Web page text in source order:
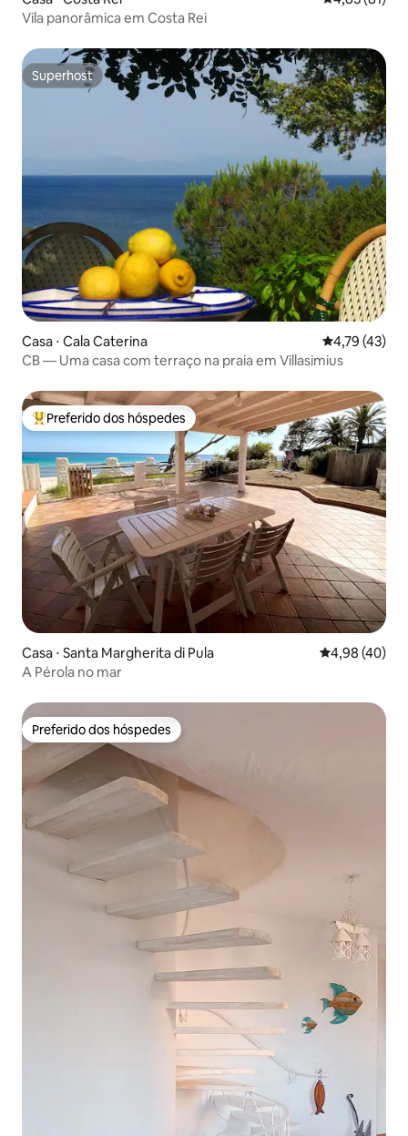
Vila panorâmica em Costa Rei
Superhost
Superhost
Casa ⋅ Cala Caterina 4,79 de uma
4,79 (43)
CB — Uma casa com terraço na praia em Villasimius
Entre os melhores preferidos dos hóspedes
Preferido dos hóspedes
Casa ⋅ Santa Margherita di Pula 4,98 de uma
4,98 (40)
A Pérola no mar
Preferido dos hóspedes
Preferido dos hóspedes